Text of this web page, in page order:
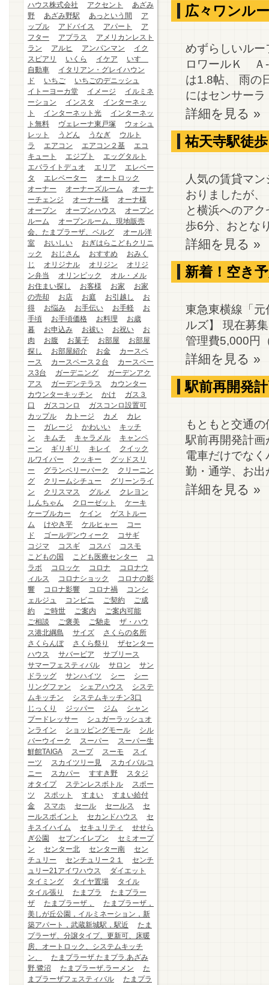
ハウス株式会社
アクセント
あざみ
野
あざみ野駅 あっという間
ア
ップル
アドバイス アパート
ア
フター
アプラス
アメリカンレスト
ラン
アルヒ アンパンマン
イク
スピアリ
いくら イケア
いすゞ
自動車
イタリアン・グレイハウン
ド
いちご
いちごのデニッシュ
イトーヨーカ堂
イメージ
イルミネ
ーション
インスタ
インターネッ
ト
インターネット光
インターネッ
ト無料
ヴェレーナ東戸塚
ウォシュ
レット
うどん うなぎ
ウルト
ラ
エアコン エアコン２基
エコ
キュート
エジプト
エッグタルト
エバライトデュオ
エリア
エレベー
タ
エレベーター
オートロック
オーナー
オーナーズルーム
オーナ
ーチェンジ
オーナー様
オーナ様
オープン
オープンハウス
オープン
ルーム
オープンルーム、現地販売
会、たまプラーザ、ベルグ
オール洋
室
おいしい
おぎはらこどもクリニ
ック
おじさん おすすめ
おみく
じ
オリジナル オリジン
オリジ
ン弁当
オリンピック
オル・メル
お住まい探し
お客様 お家
お家
の売却
お店 お庭 お引越し
お
得
お悩み お手伝い お手軽
お
手頃
お手頃価格 お料理
お歳
暮
お申込み お祓い お祝い
お
肉
お腹 お菓子 お部屋
お部屋
探し
お部屋紹介 お金
カースペ
ース
カースペース２台
カースペー
ス3台
ガーデニング
ガーデンアク
アス
ガーデンテラス
カウンター
カウンターキッチン
かけ
ガス３
口
ガスコンロ
ガスコンロ設置可
カップル
カトージ カメ
カレ
ー
ガレージ かわいい
キッチ
ン
キムチ キャラメル
キャンペ
ーン
ギリギリ キレイ
クイック
ルワイパー
クッキー
グッドスリ
ー
グランベリーパーク
クリーニン
グ
クリームシチュー
グリーンライ
ン
クリスマス グルメ
クレヨン
しんちゃん
クローゼット
ケーキ
ケーブルカー
ケイン
ゲストルー
ム
けやき平 ケルヒャー
コー
ド
ゴールデンウィーク
コサギ
コジマ
コスギ コスパ
コスモ
こどもの国
こども医療センター
コ
ラボ
コロッケ コロナ
コロナウ
ィルス
コロナショック
コロナの影
響
コロナ影響 コロナ禍
コンシ
ェルジュ
コンビニ ご契約
ご成
約
ご時世 ご案内
ご案内可能
ご相談
ご褒美 ご馳走
ザ・ハウ
ス港北綱島
サイズ
さくらの名所
さくらんぼ
さくら祭り
ザセンター
ハウス
サバービア
サブリース
サマーフェスティバル
サロン
サン
ドラッグ
サンハイツ シー
シー
リングファン
シェアハウス
システ
ムキッチン
システムキッチン3口
じっくり
ジッパー ジム
シャン
プードレッサー
シュガーラッシュオ
ンライン
ショッピングモール
シル
バーウイーク
スーパー
スーパー生
鮮館TAIGA
スープ スーモ
スイ
ーツ
スカイツリー見
スカイバルコ
ニー
スカパー すすき野
スタジ
オタイプ
ステンレスボトル
スポー
ツ
スポット すまい
すまい給付
金
スマホ セール セールス
セ
ールスポイント
セカンドハウス
セ
キスイハイム
セキュリティ
せせら
ぎ公園
セブンイレブン
セミオープ
ン
センター北 センター南
セン
チュリー
センチュリー２１
センチ
ュリー21アイワハウス
ダイエット
タイミング
タイヤ置場
タイル
タイル張り
たまプラ
たまプラー
ザ
たまプラーザ，
たまプラーザ，
美しが丘公園，イルミネーション，新
築アパート，武蔵新城駅，駅近
たま
プラーザ、分譲タイプ、更新可、床暖
房、オートロック、システムキッチ
ン、
たまプラーザ.たまプラ.あざみ
野.鷺沼
たまプラーザ.ラーメン
た
まプラーザフェスティバル
たまプラ
広々ワンル
めずらしいル
ロワールＫ Ａ-
は1.8帖、 雨の
にはセンサー
詳細を見る »
祐天寺駅徒
人気の賃貸マ
おりましたが
と横浜へのア
歩6分、おとな
詳細を見る »
新着！空き
東急東横線「
ルズ】 現在募
管理費5,000円
詳細を見る »
駅前再開発
もともと交通
駅前再開発計
電車だけでな
勤・通学、お
詳細を見る »